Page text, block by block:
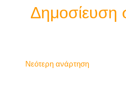
Δημοσίευση
Νεότερη ανάρτηση